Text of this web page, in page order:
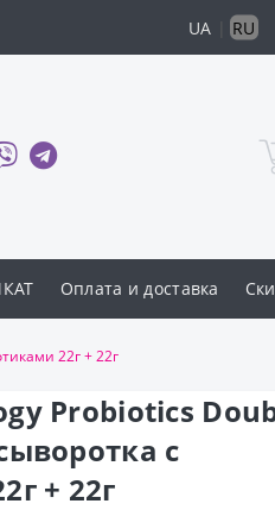
UA RU
Оплата и доставка
22г + 22г
Probiotics
с
+ 22г